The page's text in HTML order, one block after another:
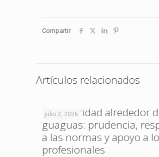
Compartir
Artículos relacionados
julio 2, 2026
La seguridad alrededor
guaguas: prudencia,
a las normas y apoyo a
profesionales